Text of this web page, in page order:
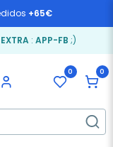
+65€
: APP-FB ;)
0 0